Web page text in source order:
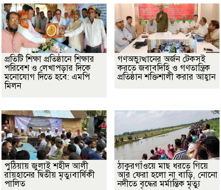
প্রতিটি শিক্ষা প্রতিষ্ঠানে শিক্ষার
পরিবেশ ও লেখাপড়ার দিকে
মনোযোগ দিতে হবে: এমপি
মিলন
গণঅভ্যুত্থানের অর্জন টেকসই
করতে জবাবদিহি ও গণতান্ত্রিক
প্রতিষ্ঠান শক্তিশালী করার আহ্বান
পুঠিয়ায় জুলাই শহীদ আলী
রায়হানের দ্বিতীয় মৃত্যুবার্ষিকী
পালিত
ঠাকুরগাঁওয়ে মাছ ধরতে গিয়ে
আর ফেরা হলো না বাড়ি, নোনো
নদীতে বৃদ্ধের মর্মান্তিক মৃত্যু